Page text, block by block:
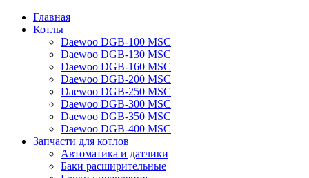
Главная
Котлы
Daewoo DGB-100 MSC
Daewoo DGB-130 MSC
Daewoo DGB-160 MSC
Daewoo DGB-200 MSC
Daewoo DGB-250 MSC
Daewoo DGB-300 MSC
Daewoo DGB-350 MSC
Daewoo DGB-400 MSC
Запчасти для котлов
Автоматика и датчики
Баки расширительные